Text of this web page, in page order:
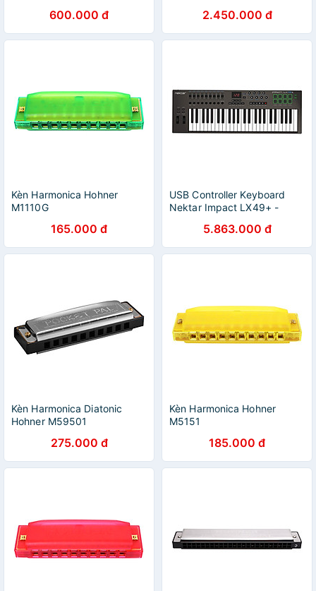
600.000 đ 2.450.000 đ
Kèn Harmonica Hohner
M1110G
165.000 đ
USB Controller Keyboard
Nektar Impact LX49+ -
5.863.000 đ
Kèn Harmonica Diatonic
Hohner M59501
275.000 đ
Kèn Harmonica Hohner
M5151
185.000 đ